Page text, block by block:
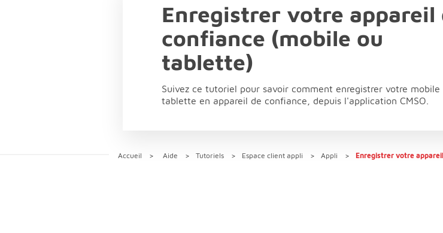
Enregistrer votre appareil
confiance (mobile ou
tablette)
Suivez ce tutoriel pour savoir comment enregistrer votre mobile
tablette en appareil de confiance, depuis l'application CMSO.
Accueil Aide Tutoriels Espace client appli Appli Enregistrer votre